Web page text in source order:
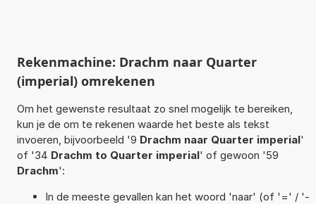
Rekenmachine: Drachm naar Quarter
(imperial) omrekenen
Om het gewenste resultaat zo snel mogelijk te bereiken,
kun je de om te rekenen waarde het beste als tekst
invoeren, bijvoorbeeld '9 Drachm naar Quarter imperial'
of '34 Drachm to Quarter imperial' of gewoon '59
Drachm':
In de meeste gevallen kan het woord 'naar' (of '=' / '-